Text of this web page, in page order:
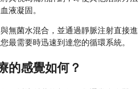
液凝固。
無菌水混合，並通過靜脈注射直接進
最需要時迅速到達您的循環系統。
的感覺如何？